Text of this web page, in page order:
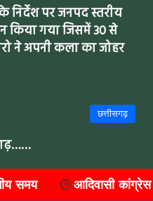
निर्देश पर जनपद स्तरीय
किया गया जिसमें 30 से
ने अपनी कला का जोहर
छत्तीसगढ़
छत्तीसगढ़
विस्तार, जिले के सात